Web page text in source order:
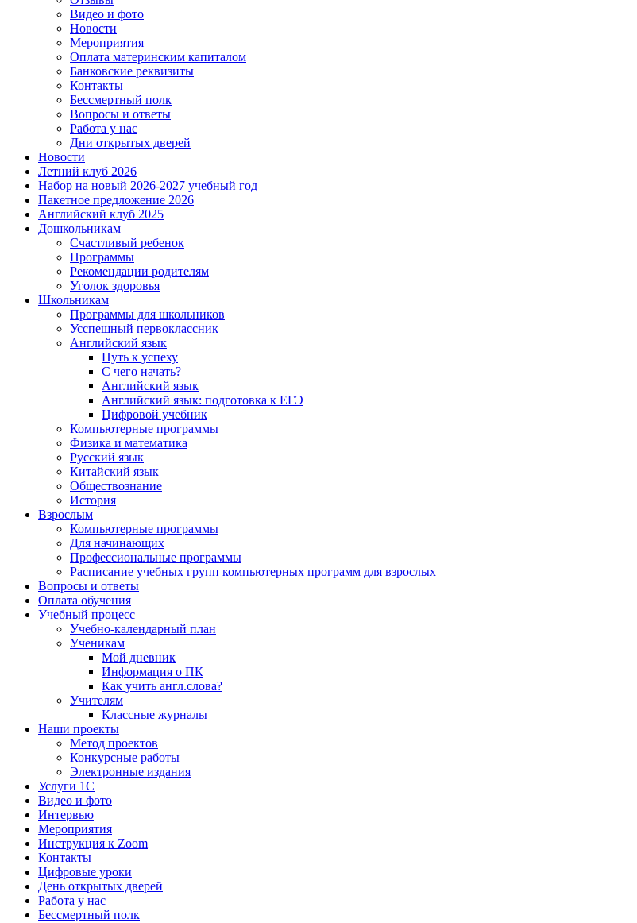
Видео и фото
Новости
Мероприятия
Оплата материнским капиталом
Банковские реквизиты
Контакты
Бессмертный полк
Вопросы и ответы
Работа у нас
Дни открытых дверей
Новости
Летний клуб 2026
Набор на новый 2026-2027 учебный год
Пакетное предложение 2026
Английский клуб 2025
Дошкольникам
Счастливый ребенок
Программы
Рекомендации родителям
Уголок здоровья
Школьникам
Программы для школьников
Усспешный первоклассник
Английский язык
Путь к успеху
С чего начать?
Английский язык
Английский язык: подготовка к ЕГЭ
Цифровой учебник
Компьютерные программы
Физика и математика
Русский язык
Китайский язык
Обществознание
История
Взрослым
Компьютерные программы
Для начинающих
Профессиональные программы
Расписание учебных групп компьютерных программ для взрослых
Вопросы и ответы
Оплата обучения
Учебный процесс
Учебно-календарный план
Ученикам
Мой дневник
Информация о ПК
Как учить англ.слова?
Учителям
Классные журналы
Наши проекты
Метод проектов
Конкурсные работы
Электронные издания
Услуги 1C
Видео и фото
Интервью
Мероприятия
Инструкция к Zoom
Контакты
Цифровые уроки
День открытых дверей
Работа у нас
Бессмертный полк